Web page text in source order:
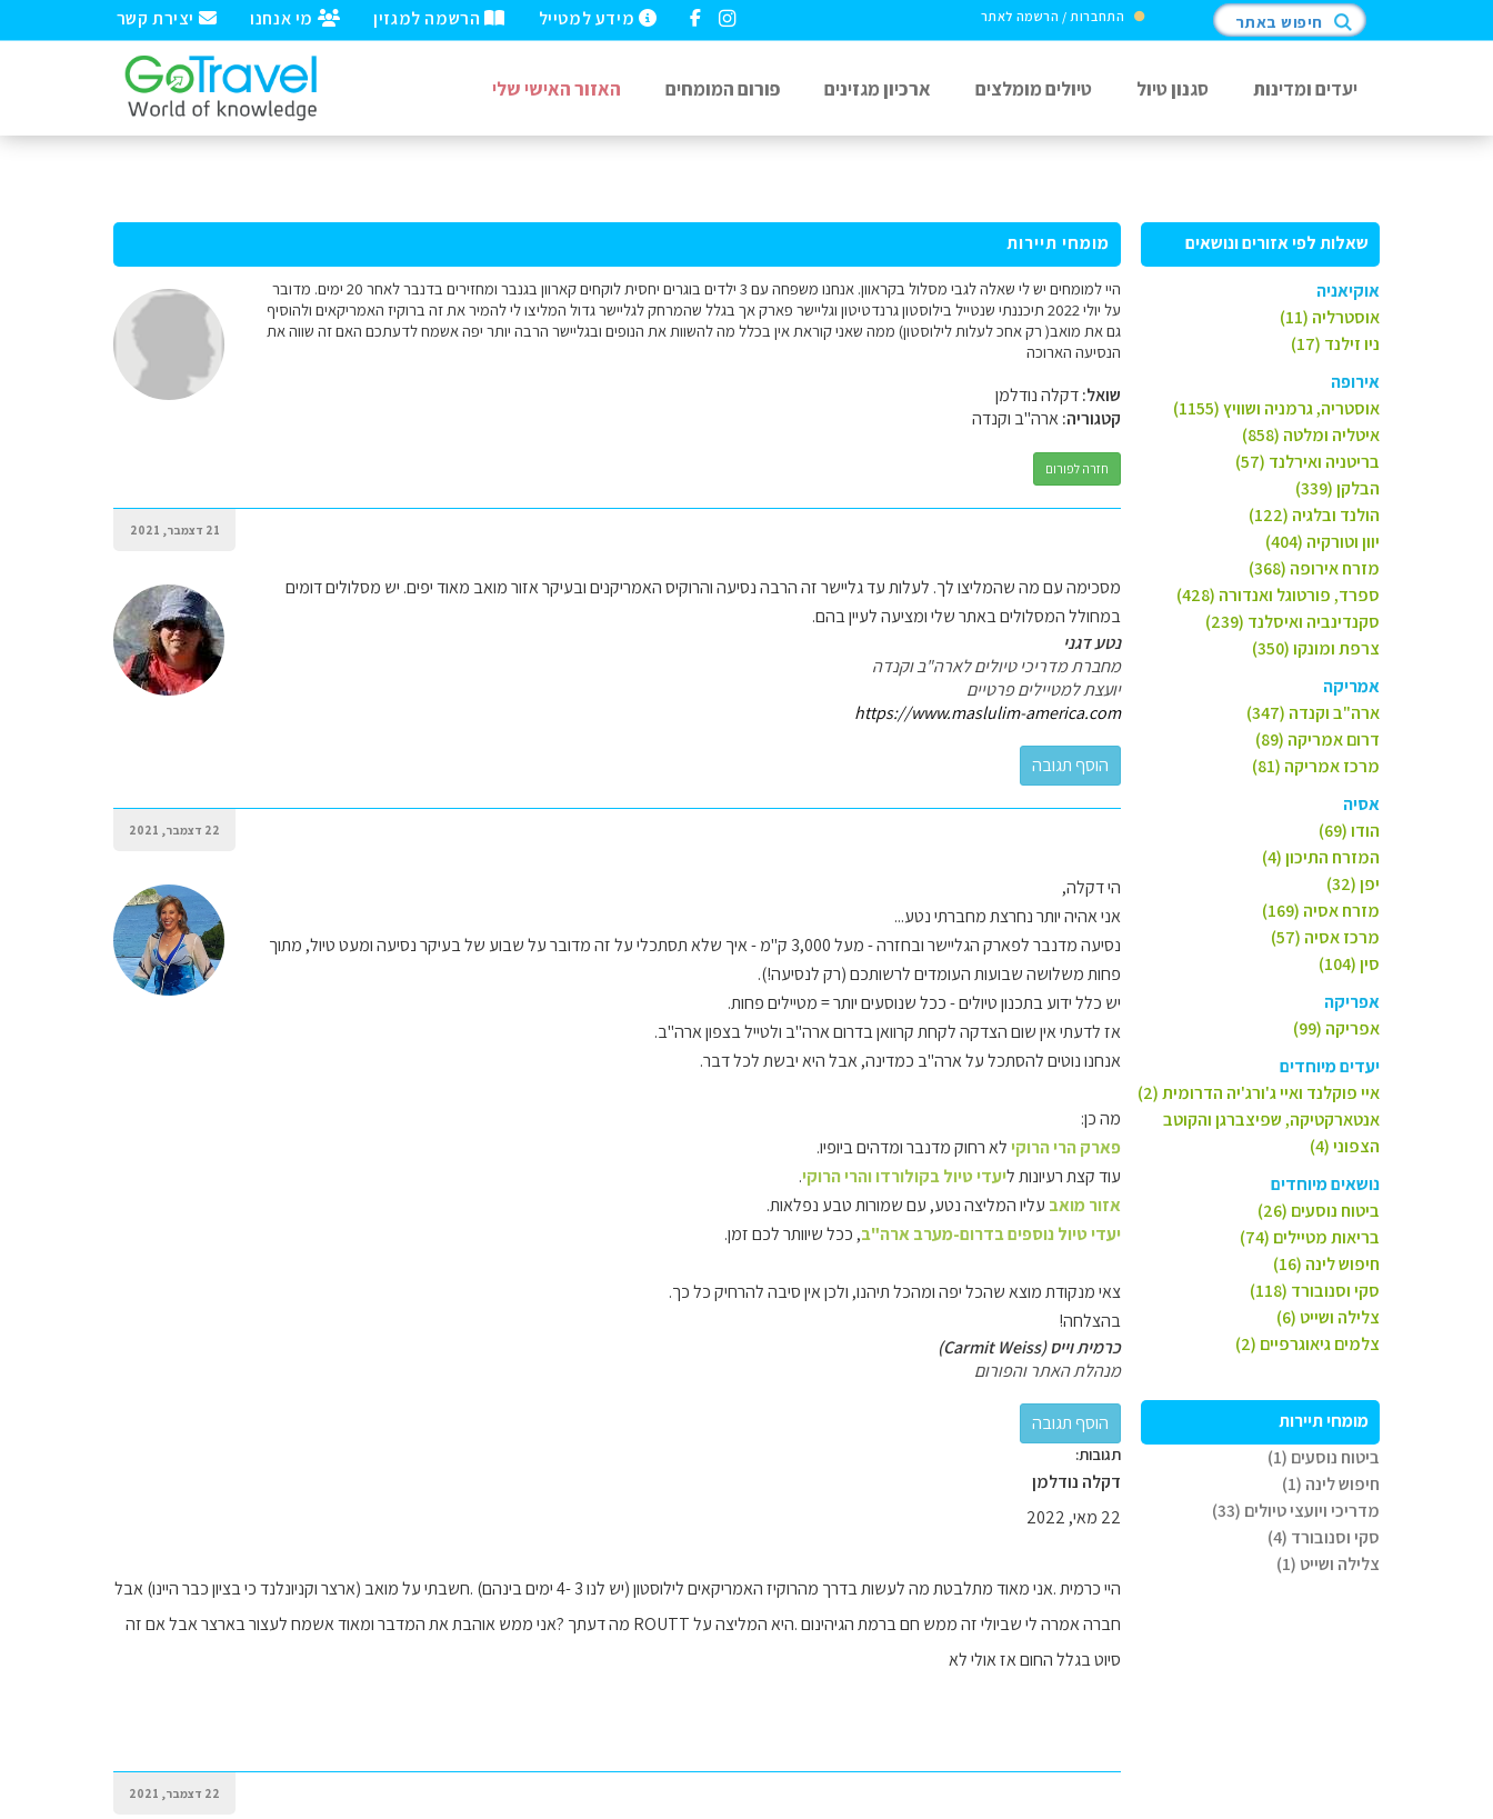
יצירת קשר מי אנחנו הרשמה למגזין מידע למטייל התחברות / הרשמה לאתר חיפוש באתר
יעדים ומדינות סגנון טיול טיולים מומלצים ארכיון מגזינים פורום המומחים האזור האישי שלי
שאלות לפי אזורים ונושאים
אוקיאניה
אוסטרליה (11)
ניו זילנד (17)
אירופה
אוסטריה, גרמניה ושוויץ (1155)
איטליה ומלטה (858)
בריטניה ואירלנד (57)
הבלקן (339)
הולנד ובלגיה (122)
יוון וטורקיה (404)
מזרח אירופה (368)
ספרד, פורטוגל ואנדורה (428)
סקנדינביה ואיסלנד (239)
צרפת ומונקו (350)
אמריקה
ארה"ב וקנדה (347)
דרום אמריקה (89)
מרכז אמריקה (81)
אסיה
הודו (69)
המזרח התיכון (4)
יפן (32)
מזרח אסיה (169)
מרכז אסיה (57)
סין (104)
אפריקה
אפריקה (99)
יעדים מיוחדים
איי פוקלנד ואיי ג'ורג'יה הדרומית (2)
אנטארקטיקה, שפיצברגן והקוטב
הצפוני (4)
נושאים מיוחדים
ביטוח נוסעים (26)
בריאות מטיילים (74)
חיפוש לינה (16)
סקי וסנובורד (118)
צלילה ושייט (6)
צלמים גיאוגרפיים (2)
מומחי תיירות
ביטוח נוסעים (1)
חיפוש לינה (1)
מדריכי ויועצי טיולים (33)
סקי וסנובורד (4)
צלילה ושייט (1)
מומחי תיירות
היי למומחים יש לי שאלה לגבי מסלול בקראוון. אנחנו משפחה עם 3 ילדים בוגרים יחסית לוקחים קארוון בגנבר ומחזירים בדנבר לאחר 20 ימים. מדובר
על יולי 2022 תיכננתי שנטייל בילוסטון גרנדטיטון וגליישר פארק אך בגלל שהמרחק לגליישר גדול המליצו לי להמיר את זה ברוקיז האמריקאים ולהוסיף
גם את מואב( רק אחכ לעלות לילוסטון) ממה שאני קוראת אין בכלל מה להשוות את הנופים ובגליישר הרבה יותר יפה אשמח לדעתכם האם זה שווה את
הנסיעה הארוכה
שואל:דקלה נודלמן
קטגוריה:ארה"ב וקנדה
חזרה לפורום
21 דצמבר, 2021
מסכימה עם מה שהמליצו לך. לעלות עד גליישר זה הרבה נסיעה והרוקיס האמריקנים ובעיקר אזור מואב מאוד יפים. יש מסלולים דומים
במחולל המסלולים באתר שלי ומציעה לעיין בהם.
נטע דגני
מחברת מדריכי טיולים לארה"ב וקנדה
יועצת למטיילים פרטיים
https://www.maslulim-america.com
22 דצמבר, 2021
הי דקלה,
אני אהיה יותר נחרצת מחברתי נטע...
נסיעה מדנבר לפארק הגליישר ובחזרה - מעל 3,000 ק"מ - איך שלא תסתכלי על זה מדובר על שבוע של בעיקר נסיעה ומעט טיול, מתוך
פחות משלושה שבועות העומדים לרשותכם (רק לנסיעה!).
יש כלל ידוע בתכנון טיולים - ככל שנוסעים יותר = מטיילים פחות.
אז לדעתי אין שום הצדקה לקחת קרוואן בדרום ארה"ב ולטייל בצפון ארה"ב.
אנחנו נוטים להסתכל על ארה"ב כמדינה, אבל היא יבשת לכל דבר.
מה כן:
פארק הרי הרוקי לא רחוק מדנבר ומדהים ביופיו.
עוד קצת רעיונות ליעדי טיול בקולורדו והרי הרוקי.
אזור מואב עליו המליצה נטע, עם שמורות טבע נפלאות.
יעדי טיול נוספים בדרום-מערב ארה"ב, ככל שיוותר לכם זמן.
צאי מנקודת מוצא שהכל יפה ומהכל תיהנו, ולכן אין סיבה להרחיק כל כך.
בהצלחה!
כרמית וייס (Carmit Weiss)
מנהלת האתר והפורום
תגובות:
דקלה נודלמן
22 מאי, 2022
היי כרמית .אני מאוד מתלבטת מה לעשות בדרך מהרוקיז האמריקאים לילוסטון (יש לנו 3 -4 ימים בינהם) .חשבתי על מואב (ארצר וקניונלנד כי בציון כבר היינו) אבל
חברה אמרה לי שביולי זה ממש חם ברמת הגיהינום .היא המליצה על ROUTT מה דעתך ?אני ממש אוהבת את המדבר ומאוד אשמח לעצור בארצר אבל אם זה
סיוט בגלל החום אז אולי לא
22 דצמבר, 2021